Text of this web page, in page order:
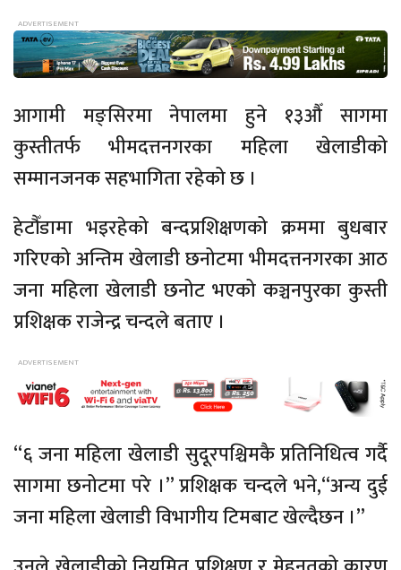
आगामी मङ्सिरमा नेपालमा हुने १३औँ सागमा
कुस्तीतर्फ भीमदत्तनगरका महिला खेलाडीको
सम्मानजनक सहभागिता रहेको छ ।
हेटौँडामा भइरहेको बन्दप्रशिक्षणको क्रममा बुधबार
गरिएको अन्तिम खेलाडी छनोटमा भीमदत्तनगरका आठ
जना महिला खेलाडी छनोट भएको कञ्चनपुरका कुस्ती
प्रशिक्षक राजेन्द्र चन्दले बताए ।
“६ जना महिला खेलाडी सुदूरपश्चिमकै प्रतिनिधित्व गर्दै
सागमा छनोटमा परे ।” प्रशिक्षक चन्दले भने,“अन्य दुई
जना महिला खेलाडी विभागीय टिमबाट खेल्दैछन ।”